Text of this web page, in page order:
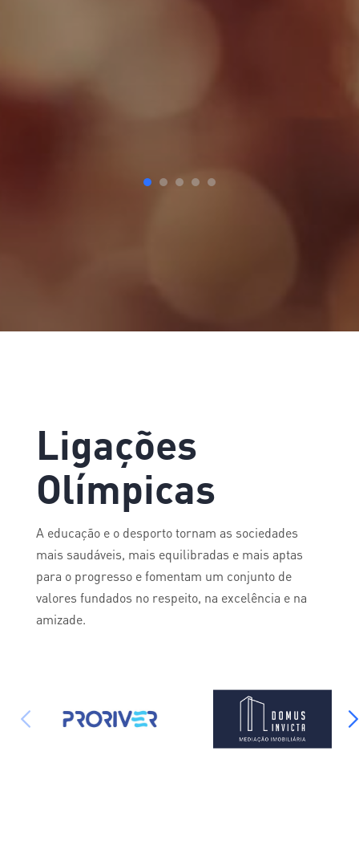
Ligações
Olímpicas
A educação e o desporto tornam as sociedades
mais saudáveis, mais equilibradas e mais aptas
para o progresso e fomentam um conjunto de
valores fundados no respeito, na excelência e na
amizade.